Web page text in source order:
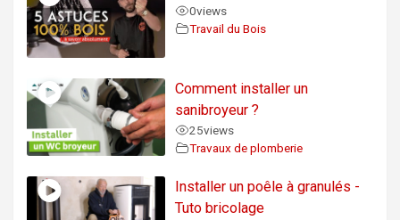
0views
Travail du Bois
Comment installer un
sanibroyeur ?
25views
Travaux de plomberie
Installer un poêle à granulés -
Tuto bricolage